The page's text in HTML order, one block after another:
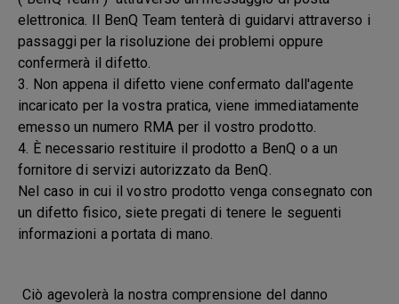
elettronica. Il BenQ Team tenterà di guidarvi attraverso i
passaggi per la risoluzione dei problemi oppure
confermerà il difetto.
3. Non appena il difetto viene confermato dall'agente
incaricato per la vostra pratica, viene immediatamente
emesso un numero RMA per il vostro prodotto.
4. È necessario restituire il prodotto a BenQ o a un
fornitore di servizi autorizzato da BenQ.
Nel caso in cui il vostro prodotto venga consegnato con
un difetto fisico, siete pregati di tenere le seguenti
informazioni a portata di mano.
Ciò agevolerà la nostra comprensione del danno